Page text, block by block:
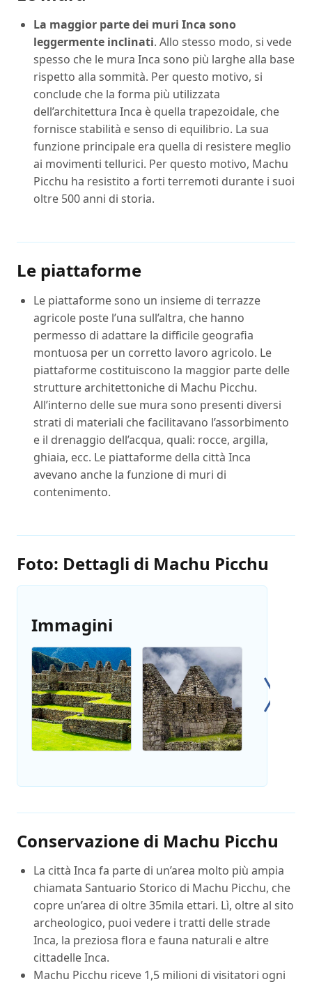
La maggior parte dei muri Inca sono
leggermente inclinati. Allo stesso modo, si vede
spesso che le mura Inca sono più larghe alla base
rispetto alla sommità. Per questo motivo, si
conclude che la forma più utilizzata
dell’architettura Inca è quella trapezoidale, che
fornisce stabilità e senso di equilibrio. La sua
funzione principale era quella di resistere meglio
ai movimenti tellurici. Per questo motivo, Machu
Picchu ha resistito a forti terremoti durante i suoi
oltre 500 anni di storia.
Le piattaforme
Le piattaforme sono un insieme di terrazze
agricole poste l’una sull’altra, che hanno
permesso di adattare la difficile geografia
montuosa per un corretto lavoro agricolo. Le
piattaforme costituiscono la maggior parte delle
strutture architettoniche di Machu Picchu.
All’interno delle sue mura sono presenti diversi
strati di materiali che facilitavano l’assorbimento
e il drenaggio dell’acqua, quali: rocce, argilla,
ghiaia, ecc. Le piattaforme della città Inca
avevano anche la funzione di muri di
contenimento.
Foto: Dettagli di Machu Picchu
Immagini
Conservazione di Machu Picchu
La città Inca fa parte di un’area molto più ampia
chiamata Santuario Storico di Machu Picchu, che
copre un’area di oltre 35mila ettari. Lì, oltre al sito
archeologico, puoi vedere i tratti delle strade
Inca, la preziosa flora e fauna naturali e altre
cittadelle Inca.
Machu Picchu riceve 1,5 milioni di visitatori ogni